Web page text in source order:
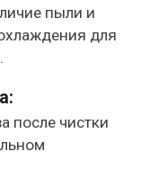
пыли и
для
после чистки